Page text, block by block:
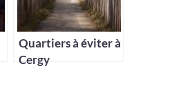
Quartiers à éviter à
Cergy